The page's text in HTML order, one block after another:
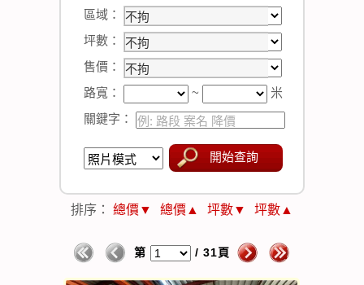
區域：
坪數：
售價：
路寬：
~
米
關鍵字：
開始查詢
排序： 總價▼ 總價▲ 坪數▼ 坪數▲
第 / 31頁